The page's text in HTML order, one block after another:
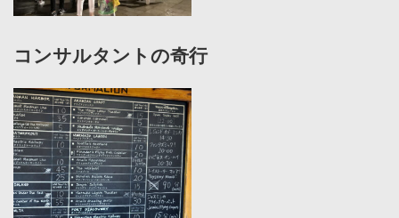
コンサルタントの奇行